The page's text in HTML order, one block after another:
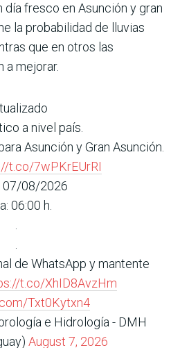
día fresco en Asunción y gran
la probabilidad de lluvias
que en otros las
a mejorar.
a nivel país.
Asunción y Gran Asunción.
t.co/7wPKrEUrRI
07/08/2026
06:00 h.
.
.
de WhatsApp y mantente
t.co/XhID8AvzHm
Txt0Kytxn4
e Hidrología - DMH
August 7, 2026